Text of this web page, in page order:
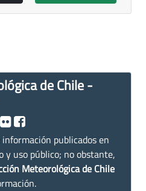
de Chile -
publicados en
y uso público; no obstante,
Meteorológica de Chile